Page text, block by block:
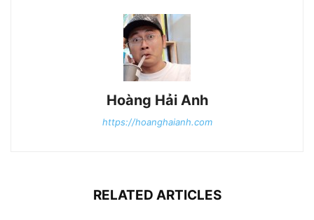
Hoàng Hải Anh
https://hoanghaianh.com
RELATED ARTICLES